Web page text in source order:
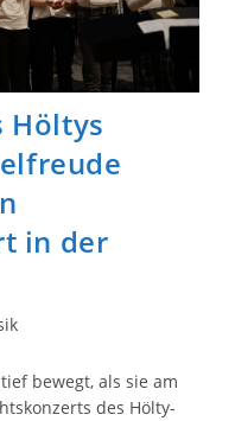
Höltys
in der
bewegt, als sie am
des Hölty-